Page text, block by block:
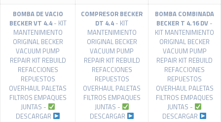
BOMBA DE VACIO
BECKER VT 4.4- KIT
MANTENIMIENTO
ORIGINAL BECKER
VACUUM PUMP
REPAIR KIT REBUILD
REFACCIONES
REPUESTOS
OVERHAUL PALETAS
FILTROS EMPAQUES
JUNTAS -
DESCARGAR
COMPRESOR BECKER
DT 4.4 - KIT
MANTENIMIENTO
ORIGINAL BECKER
VACUUM PUMP
REPAIR KIT REBUILD
REFACCIONES
REPUESTOS
OVERHAUL PALETAS
FILTROS EMPAQUES
JUNTAS -
DESCARGAR
BOMBA COMBINADA
BECKER T 4.16 DV -
KIT MANTENIMIENTO
ORIGINAL BECKER
VACUUM PUMP
REPAIR KIT REBUILD
REFACCIONES
REPUESTOS
OVERHAUL PALETAS
FILTROS EMPAQUES
JUNTAS -
DESCARGAR